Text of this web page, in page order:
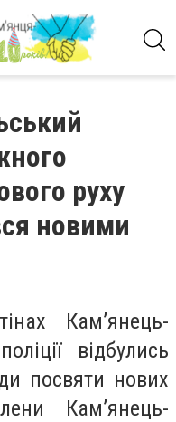
руху
новими
Кам’янець-
відбулись
посвяти нових
Кам’янець-